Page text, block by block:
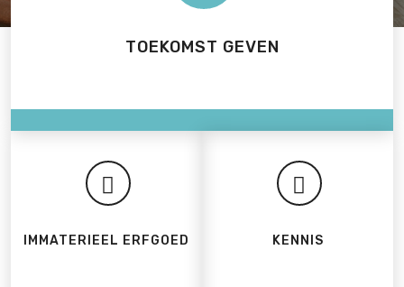
IMMATERIEEL ERFGOED
TOEKOMST GEVEN
KENNIS